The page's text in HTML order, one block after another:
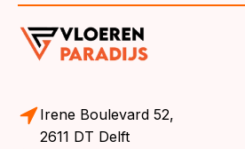
Irene Boulevard 52,
2611 DT Delft